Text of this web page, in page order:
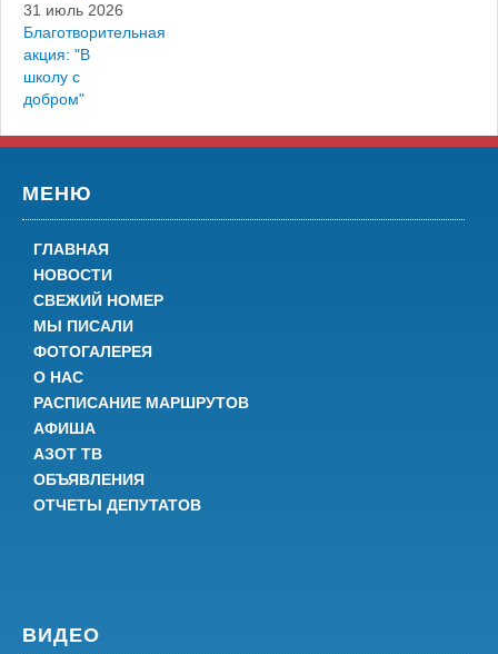
31 июль 2026
Благотворительная
акция: "В
школу с
добром"
МЕНЮ
ГЛАВНАЯ
НОВОСТИ
СВЕЖИЙ НОМЕР
МЫ ПИСАЛИ
ФОТОГАЛЕРЕЯ
О НАС
РАСПИСАНИЕ МАРШРУТОВ
АФИША
АЗОТ ТВ
ОБЪЯВЛЕНИЯ
ОТЧЕТЫ ДЕПУТАТОВ
ВИДЕО